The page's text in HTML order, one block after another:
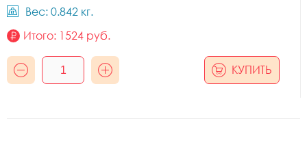
Вес: 0.842 кг.
Итого: 1524 руб.
КУПИТЬ